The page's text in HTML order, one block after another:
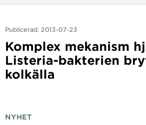
Publicerad: 2013-07-23
Komplex mekanism
Listeria-bakterien
kolkälla
NYHET